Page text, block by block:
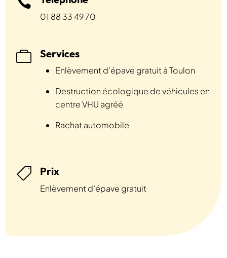
01 88 33 49 70
 Services
Enlèvement d’épave gratuit à Toulon
Destruction écologique de véhicules en
centre VHU agréé
Rachat automobile
 Prix
Enlèvement d’épave gratuit